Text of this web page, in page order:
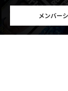
メンバー